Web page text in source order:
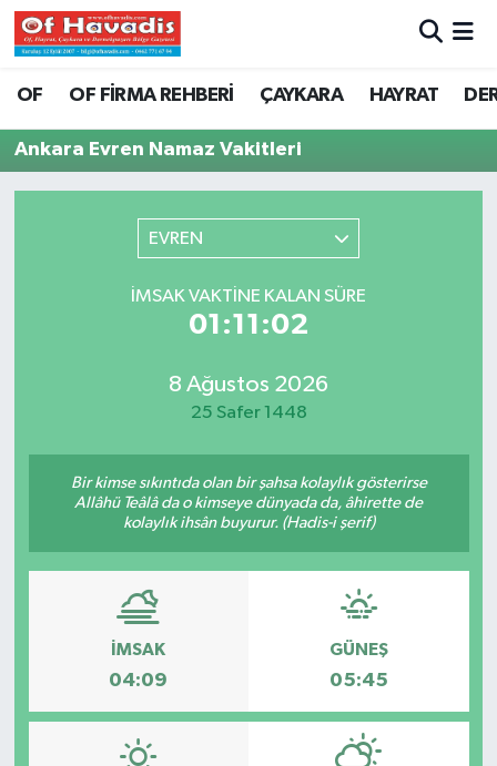
OF OF FİRMA REHBERİ ÇAYKARA HAYRAT
Ankara Evren Namaz Vakitleri
EVREN
İMSAK VAKTINE KALAN SÜRE
01:11:02
8 Ağustos 2026
25 Safer 1448
Bir kimse sıkıntıda olan bir şahsa kolaylık gösterirse
Allâhü Teâlâ da o kimseye dünyada da, âhirette de
kolaylık ihsân buyurur. (Hadis-i şerif)
İMSAK
04:09
GÜNEŞ
05:45
Trabzon Nöbetçi Eczaneler
Trabzon Hava Durumu
Trabzon Namaz Vakitleri
Trabzon Trafik Yoğunluk Haritası
Süper Lig Puan Durumu ve Fikstür
Son Dakika Haberleri
Haber Arşivi